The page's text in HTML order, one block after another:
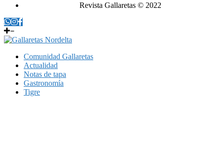
Revista Gallaretas © 2022
Comunidad Gallaretas
Actualidad
Notas de tapa
Gastronomía
Tigre